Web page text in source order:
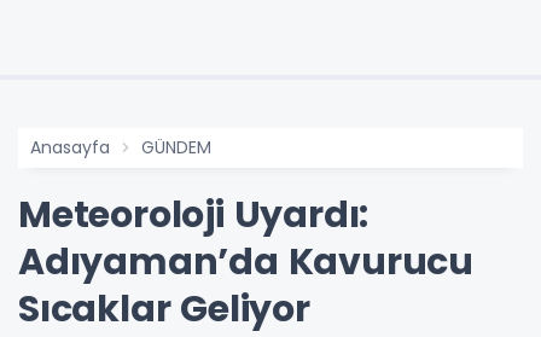
Anasayfa GÜNDEM
Meteoroloji Uyardı:
Adıyaman’da Kavurucu
Sıcaklar Geliyor